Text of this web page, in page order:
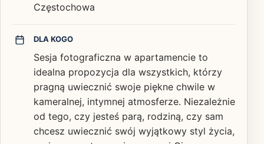
Częstochowa
DLA KOGO
Sesja fotograficzna w apartamencie to
idealna propozycja dla wszystkich, którzy
pragną uwiecznić swoje piękne chwile w
kameralnej, intymnej atmosferze. Niezależnie
od tego, czy jesteś parą, rodziną, czy sam
chcesz uwiecznić swój wyjątkowy styl życia,